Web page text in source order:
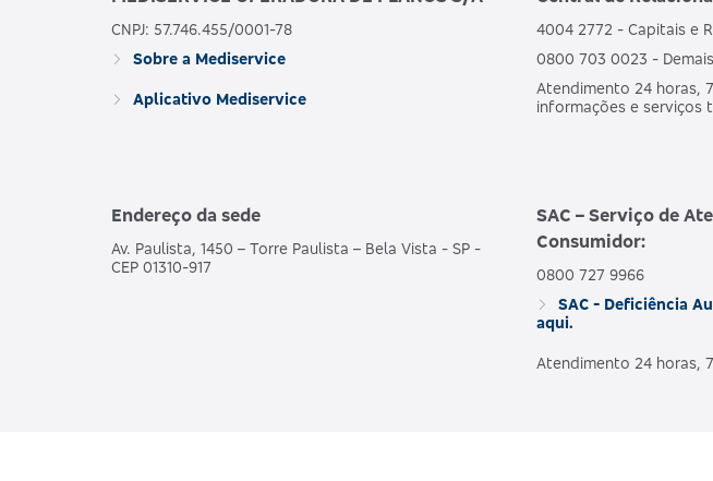
CNPJ: 57.746.455/0001-78
Sobre a Mediservice
Aplicativo Mediservice
4004 2772 - Capitais e
0800 703 0023 -
Atendimento 24 horas,
informações e serviços
Endereço da sede
Av. Paulista, 1450 – Torre Paulista – Bela Vista - SP -
CEP 01310-917
SAC – Serviço de
Consumidor:
0800 727 9966
SAC - Deficiência
aqui.
Atendimento 24 horas,